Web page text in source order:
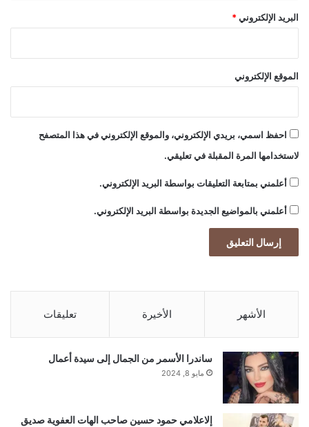
البريد الإلكتروني*
الموقع الإلكتروني
احفظ اسمي، بريدي الإلكتروني، والموقع الإلكتروني في هذا المتصفح
لاستخدامها المرة المقبلة في تعليقي.
أعلمني بمتابعة التعليقات بواسطة البريد الإلكتروني.
أعلمني بالمواضيع الجديدة بواسطة البريد الإلكتروني.
الأشهر الأخيرة تعليقات
ساندرا الأسمر من الجمال إلى سيدة أعمال
مايو 8, 2024
إلاعلامي حمود حسين صاحب الهات العفوية صديق